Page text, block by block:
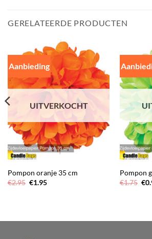
GERELATEERDE PRODUCTEN
Aanbieding
UITVERKOCHT
Pompon oranje 35 cm
€2.95 Oorspronkelijke
€1.95Huidige
Pompon
€1.75 €